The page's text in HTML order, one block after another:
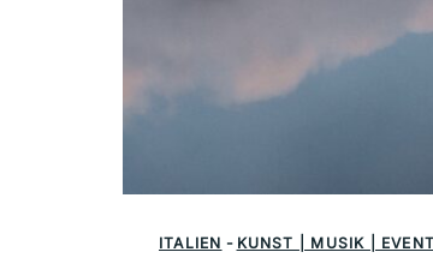
ITALIEN - KUNST | MUSIK |